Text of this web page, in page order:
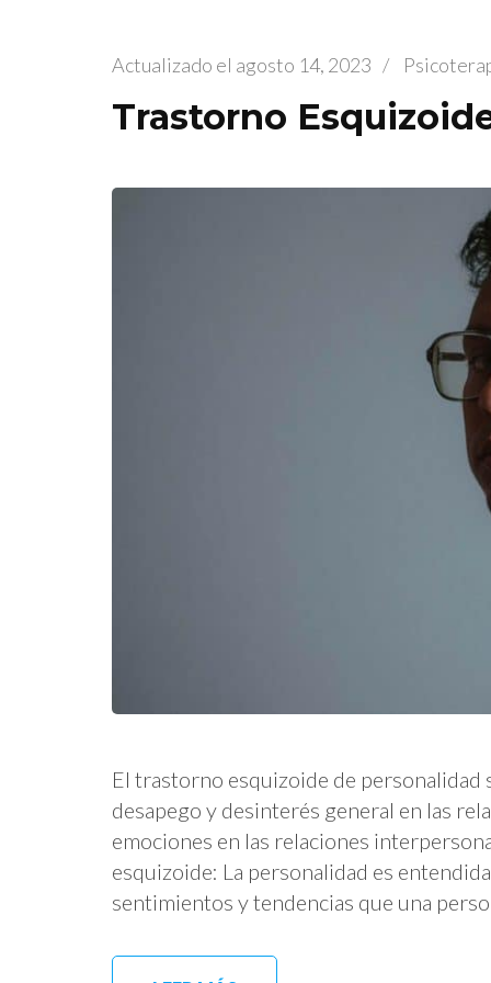
Actualizado el agosto 14, 2023 /
Trastorno
El trastorno esquizoide de
desapego y desinterés general en las
emociones en las relaciones
esquizoide: La personalidad es
sentimientos y tendencias que una